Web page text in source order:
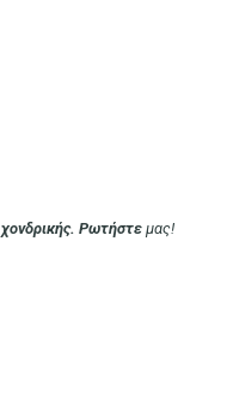
χονδρικής. Ρωτήστε μας!